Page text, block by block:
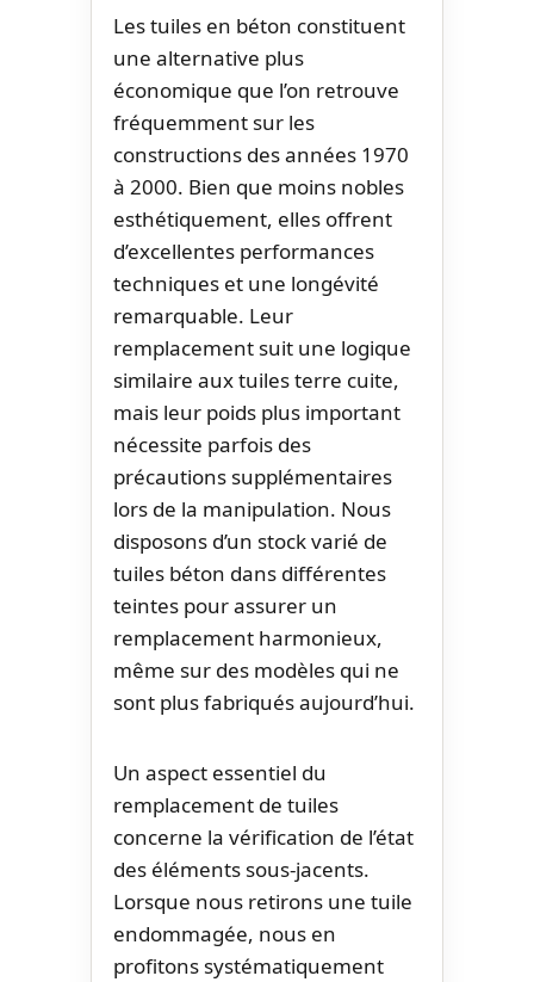
Les tuiles en béton constituent
une alternative plus
économique que l’on retrouve
fréquemment sur les
constructions des années 1970
à 2000. Bien que moins nobles
esthétiquement, elles offrent
d’excellentes performances
techniques et une longévité
remarquable. Leur
remplacement suit une logique
similaire aux tuiles terre cuite,
mais leur poids plus important
nécessite parfois des
précautions supplémentaires
lors de la manipulation. Nous
disposons d’un stock varié de
tuiles béton dans différentes
teintes pour assurer un
remplacement harmonieux,
même sur des modèles qui ne
sont plus fabriqués aujourd’hui.
Un aspect essentiel du
remplacement de tuiles
concerne la vérification de l’état
des éléments sous-jacents.
Lorsque nous retirons une tuile
endommagée, nous en
profitons systématiquement